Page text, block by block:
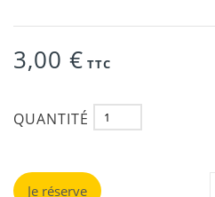
3,00 € TTC
QUANTITÉ
Je réserve